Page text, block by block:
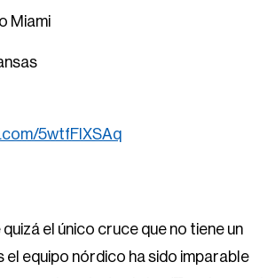
Miami
5wtfFIXSAq
el único cruce que no tiene un
equipo nórdico ha sido imparable